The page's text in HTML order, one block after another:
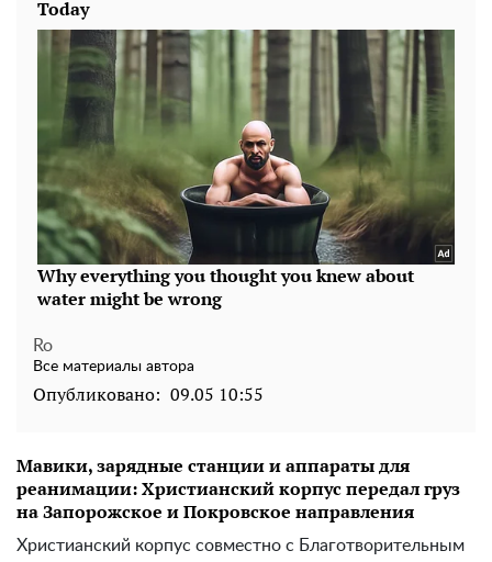
Ro
Все материалы автора
Опубликовано: 09.05 10:55
Мавики, зарядные станции и аппараты для
реанимации: Христианский корпус передал груз
на Запорожское и Покровское направления
Христианский корпус совместно с Благотворительным